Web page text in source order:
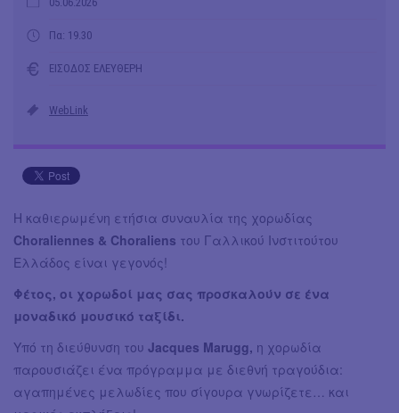
Πα: 19.30
ΕΙΣΟΔΟΣ ΕΛΕΥΘΕΡΗ
WebLink
Η καθιερωμένη ετήσια συναυλία της χορωδίας
Choraliennes & Choraliens του Γαλλικού Ινστιτούτου
Ελλάδος είναι γεγονός!
Φέτος, οι χορωδοί μας σας προσκαλούν σε ένα
μοναδικό μουσικό ταξίδι.
Υπό τη διεύθυνση του Jacques Marugg, η χορωδία
παρουσιάζει ένα πρόγραμμα με διεθνή τραγούδια:
αγαπημένες μελωδίες που σίγουρα γνωρίζετε… και